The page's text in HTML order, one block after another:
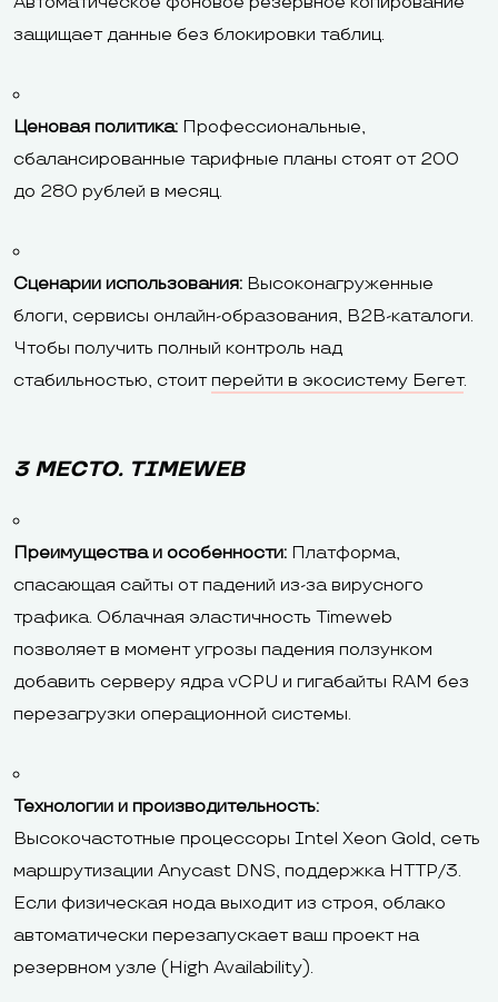
защищает данные без блокировки таблиц.
Ценовая политика: Профессиональные,
сбалансированные тарифные планы стоят от 200
до 280 рублей в месяц.
Сценарии использования: Высоконагруженные
блоги, сервисы онлайн-образования, B2B-каталоги.
Чтобы получить полный контроль над
стабильностью, стоитперейти в экосистему Бегет.
3 МЕСТО. TIMEWEB
Преимущества и особенности: Платформа,
спасающая сайты от падений из-за вирусного
трафика. Облачная эластичность Timeweb
позволяет в момент угрозы падения ползунком
добавить серверу ядра vCPU и гигабайты RAM без
перезагрузки операционной системы.
Технологии и производительность:
Высокочастотные процессоры Intel Xeon Gold, сеть
маршрутизации Anycast DNS, поддержка HTTP/3.
Если физическая нода выходит из строя, облако
автоматически перезапускает ваш проект на
резервном узле (High Availability).